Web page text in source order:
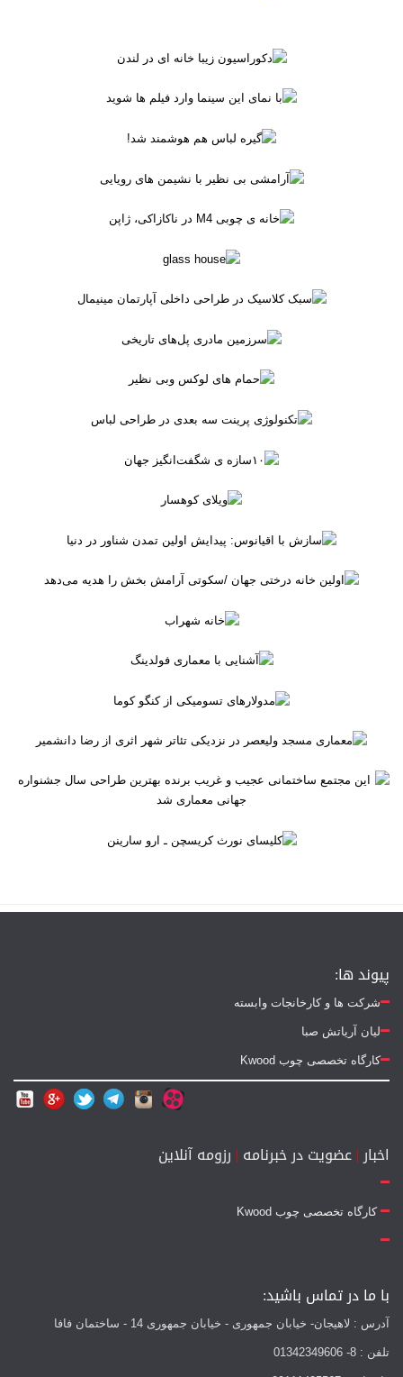
پیوند ها:
شرکت ها و کارخانجات وابسته
لیان آریاتش صبا
کارگاه تخصصی چوب Kwood
اخبار|عضویت در خبرنامه | رزومه آنلاین
کارگاه تخصصی چوب Kwood
با ما در تماس باشید:
آدرس : لاهیجان- خیابان جمهوری - خیابان جمهوری 14 - ساختمان فافا
تلفن : 8- 01342349606